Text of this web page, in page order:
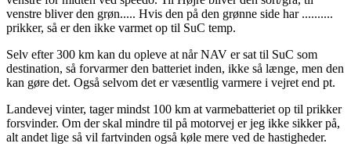
venstre bliver den grøn..... Hvis den på den grønne side har ..........
prikker, så er den ikke varmet op til SuC temp.
Selv efter 300 km kan du opleve at når NAV er sat til SuC som
destination, så forvarmer den batteriet inden, ikke så længe, men den
kan gøre det. Også selvom det er væsentlig varmere i vejret end pt.
Landevej vinter, tager mindst 100 km at varmebatteriet op til prikker
forsvinder. Om der skal mindre til på motorvej er jeg ikke sikker på,
alt andet lige så vil fartvinden også køle mere ved de hastigheder.